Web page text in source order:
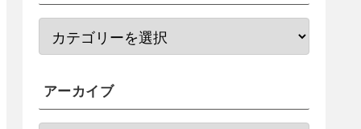
アーカイブ